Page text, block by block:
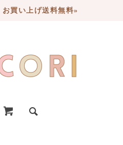
買い上げ送料無料»